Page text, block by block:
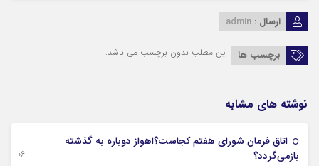
ارسال : admin
برچسب ها این مطلب بدون برچسب می باشد.
نوشته های مشابه
اتاق فرمان شورای هفتم کجاست؟اهواز دوباره به گذشته
بازمی‌گردد؟
06 آگوست 2026